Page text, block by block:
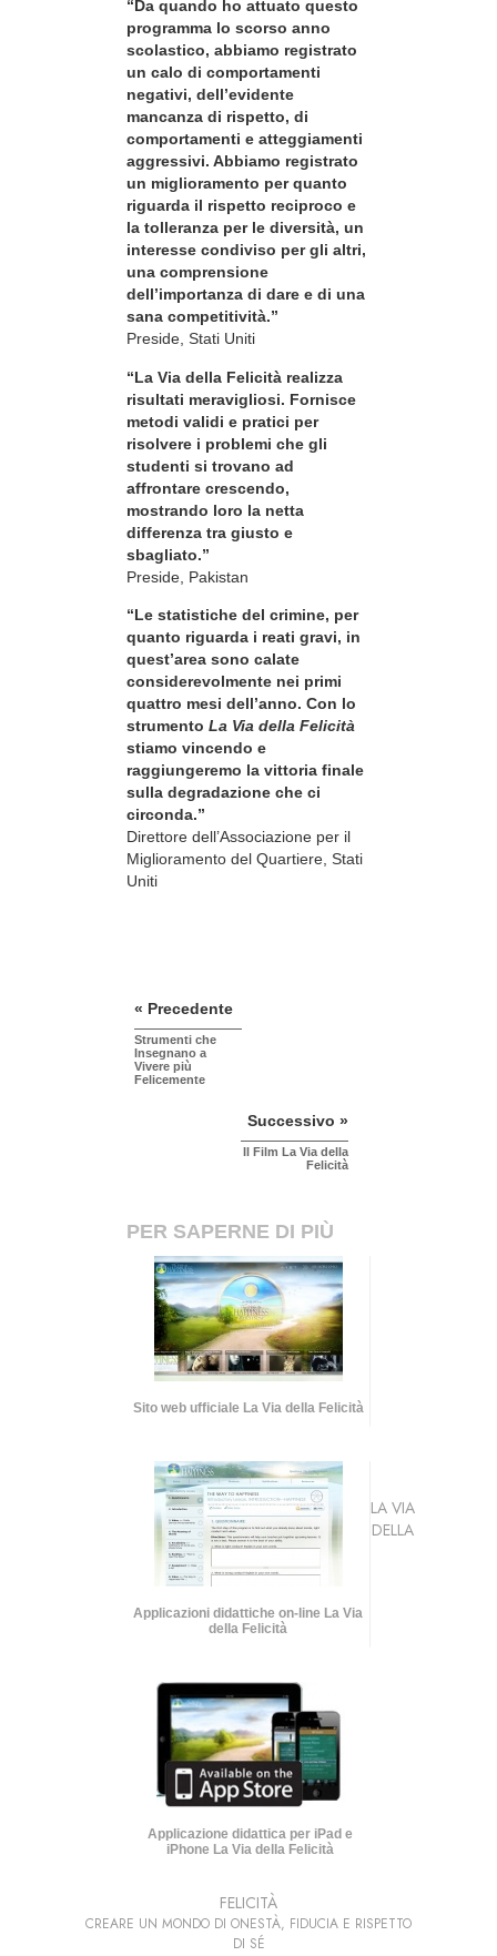
“Da quando ho attuato questo
programma lo scorso anno
scolastico, abbiamo registrato
un calo di comportamenti
negativi, dell’evidente
mancanza di rispetto, di
comportamenti e atteggiamenti
aggressivi. Abbiamo registrato
un miglioramento per quanto
riguarda il rispetto reciproco e
la tolleranza per le diversità, un
interesse condiviso per gli altri,
una comprensione
dell’importanza di dare e di una
sana competitività.”
Preside, Stati Uniti
“La Via della Felicità realizza
risultati meravigliosi. Fornisce
metodi validi e pratici per
risolvere i problemi che gli
studenti si trovano ad
affrontare crescendo,
mostrando loro la netta
differenza tra giusto e
sbagliato.”
Preside, Pakistan
“Le statistiche del crimine, per
quanto riguarda i reati gravi, in
quest’area sono calate
considerevolmente nei primi
quattro mesi dell’anno. Con lo
strumento La Via della Felicità
stiamo vincendo e
raggiungeremo la vittoria finale
sulla degradazione che ci
circonda.”
Direttore dell’Associazione per il
Miglioramento del Quartiere, Stati
Uniti
« Precedente
Strumenti che
Insegnano a
Vivere più
Felicemente
Successivo »
Il Film La Via della
Felicità
PER SAPERNE DI PIÙ
Sito web ufficiale La Via della Felicità
Applicazioni didattiche on-line La Via
della Felicità
Applicazione didattica per iPad e
iPhone La Via della Felicità
LA VIA
DELLA
FELICITÀ
CREARE UN MONDO DI ONESTÀ, FIDUCIA E RISPETTO
DI SÉ